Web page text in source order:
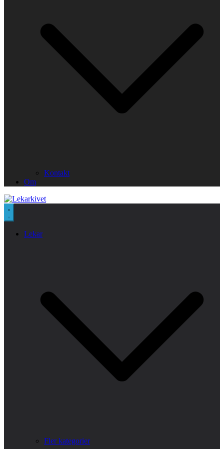
Kontakt
Om
Lekar
Fler kategorier